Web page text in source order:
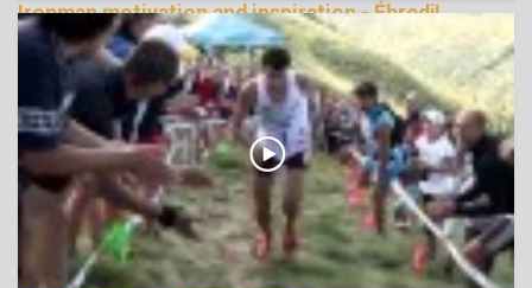
Ironman motivation and inspiration - Ébredj!
139221 Nézetek